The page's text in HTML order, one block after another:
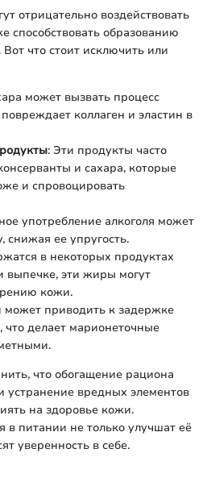
отрицательно воздействовать
способствовать образованию
что стоит исключить или
может вызвать процесс
коллаген и эластин в
: Эти продукты часто
и сахара, которые
и спровоцировать
употребление алкоголя может
снижая ее упругость.
в некоторых продуктах
выпечке, эти жиры могут
кожи.
может приводить к задержке
что делает марионеточные
что обогащение рациона
вредных элементов
на здоровье кожи.
в питании не только улучшат её
уверенность в себе.